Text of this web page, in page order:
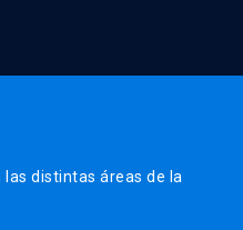
distintas áreas de la